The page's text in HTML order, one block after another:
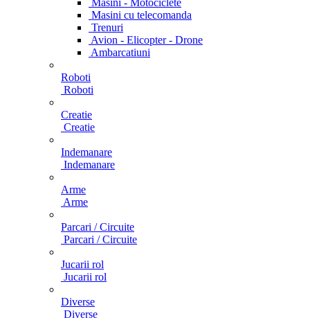
Masini - Motociclete
Masini cu telecomanda
Trenuri
Avion - Elicopter - Drone
Ambarcatiuni
Roboti
Roboti
Creatie
Creatie
Indemanare
Indemanare
Arme
Arme
Parcari / Circuite
Parcari / Circuite
Jucarii rol
Jucarii rol
Diverse
Diverse